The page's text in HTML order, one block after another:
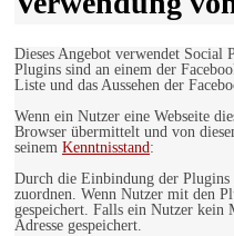
Dieses Angebot verwendet
Plugins sind an einem der
Liste und das Aussehen der
Wenn ein Nutzer eine Webseite
Browser übermittelt und von
seinem Kenntnisstand:
Durch die Einbindung der Plugins
zuordnen. Wenn Nutzer mit den
gespeichert. Falls ein Nutzer kein
Adresse gespeichert.